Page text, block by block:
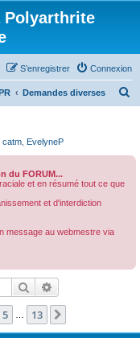
Polyarthrite
Connexion
S’enregistrer
Demandes diverses
catm EvelyneP
du FORUM...
et en résumé tout ce que
et d'interdiction
message au webmestre via
Rechercher
5 13